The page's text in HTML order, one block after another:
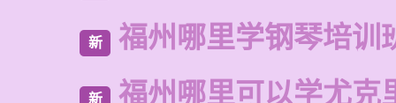
新 福州哪里学钢琴培训
新 福州哪里可以学尤克